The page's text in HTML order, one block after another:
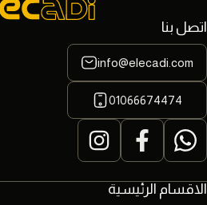
الاقسام الرئيسية
اتصل بنا
info@elecadi.com
01066674474